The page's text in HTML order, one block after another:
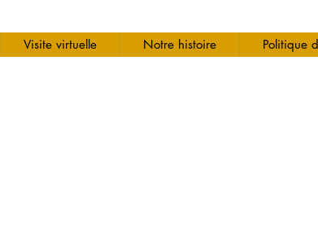
Visite virtuelle Notre histoire Politique